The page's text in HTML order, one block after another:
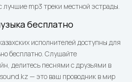
mp3 треки местной эстрады.
бесплатно
исполнителей доступны для
бесплатно. Слушайте
делитесь песнями с друзьями в
— это ваш проводник в мир